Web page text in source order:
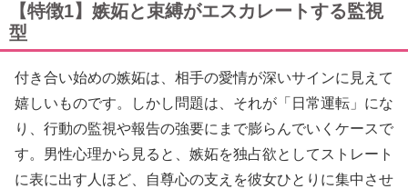
【特徴1】嫉妬と束縛がエスカレートする監視
型
付き合い始めの嫉妬は、相手の愛情が深いサインに見えて
嬉しいものです。しかし問題は、それが「日常運転」にな
り、行動の監視や報告の強要にまで膨らんでいくケースで
す。男性心理から見ると、嫉妬を独占欲としてストレート
に表に出す人ほど、自尊心の支えを彼女ひとりに集中させ